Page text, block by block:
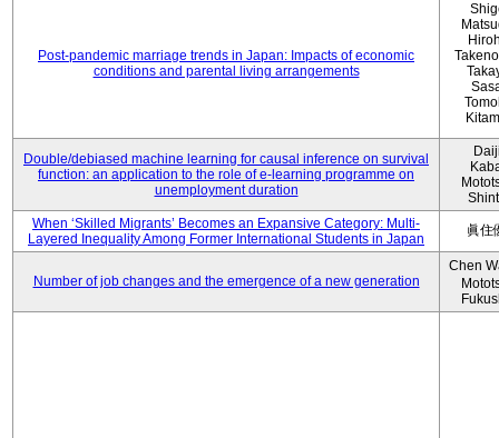
Post-pandemic marriage trends in Japan: Impacts of economic
conditions and parental living arrangements
Double/debiased machine learning for causal inference on survival
function: an application to the role of e-learning programme on
unemployment duration
When ‘Skilled Migrants’ Becomes an Expansive Category: Multi-
Layered Inequality Among Former International Students in Japan
眞住
Number of job changes and the emergence of a new generation
Chen